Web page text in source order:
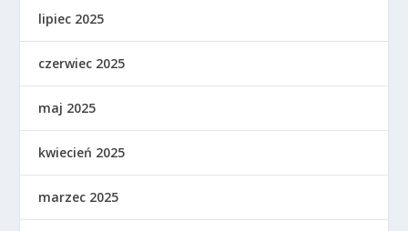
lipiec 2025
czerwiec 2025
maj 2025
kwiecień 2025
marzec 2025